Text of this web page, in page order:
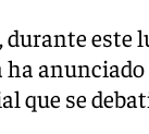
durante
que se